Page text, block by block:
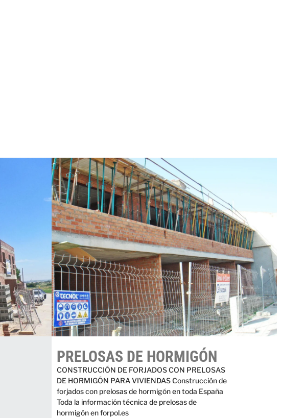
PRELOSAS DE HORMIGÓN
CONSTRUCCIÓN DE FORJADOS CON PRELOSAS
DE HORMIGÓN PARA VIVIENDAS Construcción de
forjados con prelosas de hormigón en toda España
Toda la información técnica de prelosas de
hormigón en forpol.es